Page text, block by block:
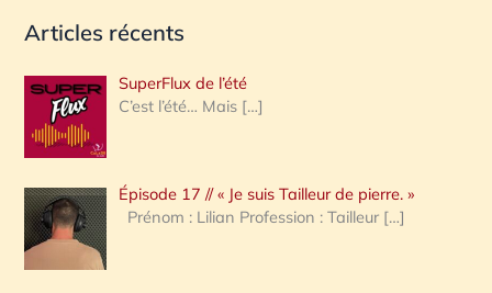
c
e
r
c
h
e
Articles récents
SuperFlux de l’été
C’est l’été… Mais […]
Épisode 17 // « Je suis Tailleur de pierre. »
Prénom : Lilian Profession : Tailleur […]